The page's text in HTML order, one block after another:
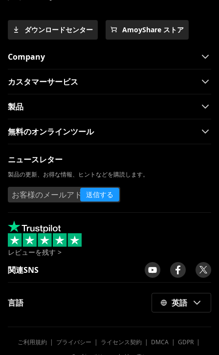
ダウンロードセンター AmoyShare ストア
Company
カスタマーサービス
製品
無料のオンラインツール
ニュースレター
製品の更新、お得な情報、ヒントなどを購読します。
送信する
レビューを残す >
関連SNS
言語 英語
ご利用規約 | プライバシー | ライセンス契約 | DMCA | GDPR |